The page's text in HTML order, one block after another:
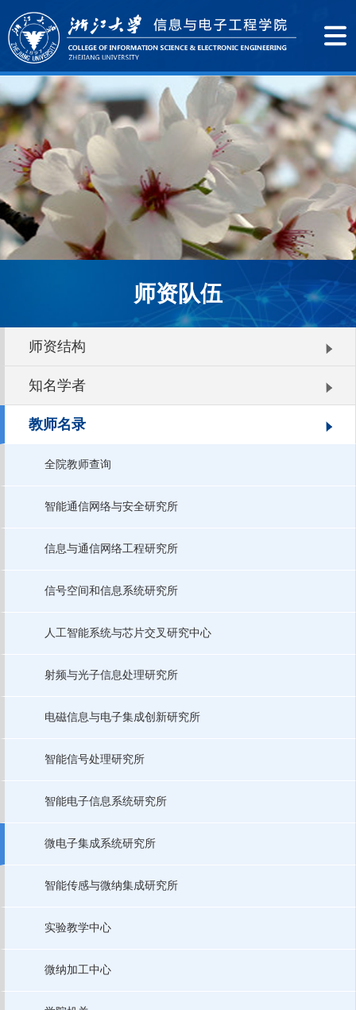
师资队伍
师资结构
知名学者
教师名录
全院教师查询
智能通信网络与安全研究所
信息与通信网络工程研究所
信号空间和信息系统研究所
人工智能系统与芯片交叉研究中心
射频与光子信息处理研究所
电磁信息与电子集成创新研究所
智能信号处理研究所
智能电子信息系统研究所
微电子集成系统研究所
智能传感与微纳集成研究所
实验教学中心
微纳加工中心